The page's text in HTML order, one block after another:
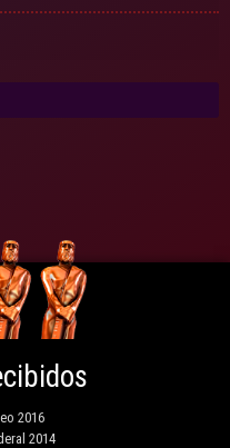
2016
2014